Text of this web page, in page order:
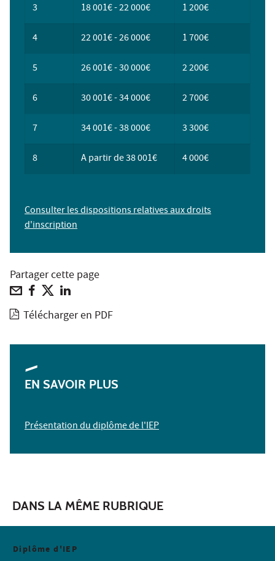
3 18 001€ - 22 000€ 1 200€
4 22 001€ - 26 000€ 1 700€
5 26 001€ - 30 000€ 2 200€
6 30 001€ - 34 000€ 2 700€
7 34 001€ - 38 000€ 3 300€
8 A partir de 38 001€ 4 000€
Consulter les dispositions relatives aux droits
d'inscription
Partager cette page
Télécharger en PDF
EN SAVOIR PLUS
Présentation du diplôme de l'IEP
DANS LA MÊME RUBRIQUE
Diplôme d'IEP